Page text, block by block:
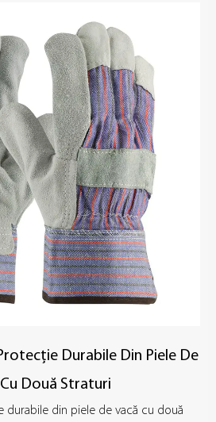
Durabile Din Piele De
Două Straturi
durabile din piele de vacă cu două